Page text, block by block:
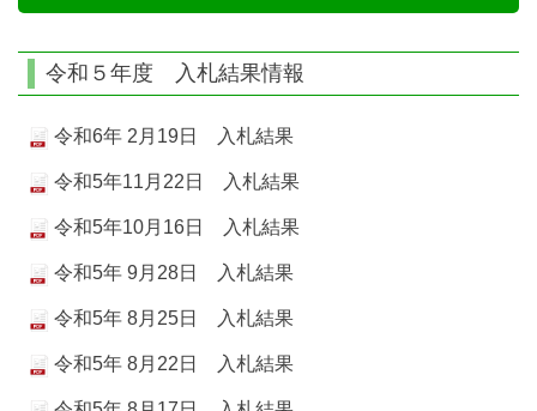
令和５年度 入札結果情報
令和6年 2月19日 入札結果
令和5年11月22日 入札結果
令和5年10月16日 入札結果
令和5年 9月28日 入札結果
令和5年 8月25日 入札結果
令和5年 8月22日 入札結果